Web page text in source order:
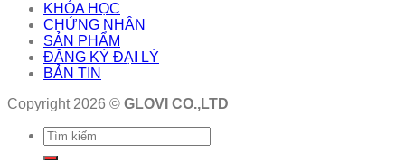
KHÓA HỌC
CHỨNG NHẬN
SẢN PHẨM
ĐĂNG KÝ ĐẠI LÝ
BẢN TIN
Copyright 2026 © GLOVI CO.,LTD